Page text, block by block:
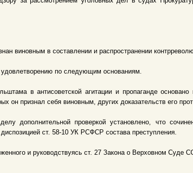
виновным в составлении и распространении
удовлетворению по следующим основаниям.
в антисоветской агитации и пропаганде
он признал себя виновным, других доказательств его
дополнительной проверкой установлено, что
ст. 58-10 УК РСФСР состава преступления.
и руководствуясь ст. 27 Закона о Верховном Суде